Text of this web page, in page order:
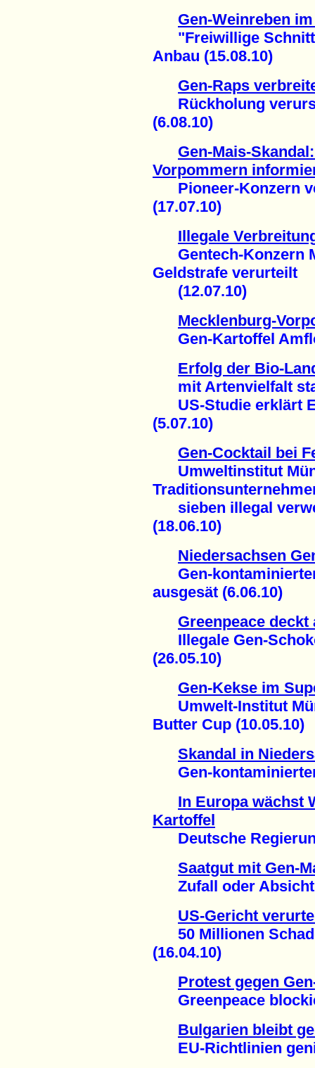
Gen-Weinreben
"Freiwillige
Anbau (15.08.10)
Gen-Raps
Rückholung
(6.08.10)
Gen-Mais-
Vorpommern
Pioneer-Konzern
(17.07.10)
Illegale
Gentech-Konzern
Geldstrafe verurteilt
(12.07.10)
Mecklenburg-
Gen-Kartoffel
Erfolg der Bio-
mit Artenvielfalt
US-Studie erklärt
(5.07.10)
Gen-Cocktail bei
Umweltinstitut
sieben illegal
(18.06.10)
Niedersachsen
Gen-kontaminierter
ausgesät (6.06.10)
Greenpeace deckt
Illegale Gen-
(26.05.10)
Gen-Kekse im
Umwelt-Institut
Butter Cup (10.05.10)
Skandal in
Gen-kontaminierter
In Europa wächst
Kartoffel
Deutsche
Saatgut mit Gen-
Zufall oder
US-Gericht
50 Millionen
(16.04.10)
Protest gegen
Greenpeace
Bulgarien bleibt
EU-Richtlinien